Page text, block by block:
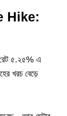
Hike:
রেট ৫.২৫% এ
খরচ বেড়ে